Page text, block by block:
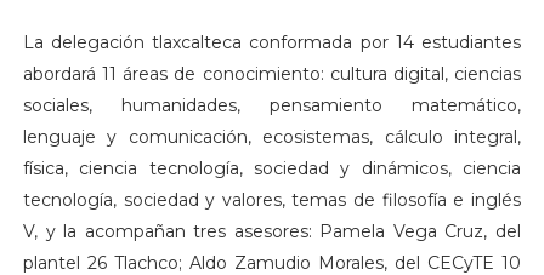
La delegación tlaxcalteca conformada por 14 estudiantes
abordará 11 áreas de conocimiento: cultura digital, ciencias
sociales, humanidades, pensamiento matemático,
lenguaje y comunicación, ecosistemas, cálculo integral,
física, ciencia tecnología, sociedad y dinámicos, ciencia
tecnología, sociedad y valores, temas de filosofía e inglés
V, y la acompañan tres asesores: Pamela Vega Cruz, del
plantel 26 Tlachco; Aldo Zamudio Morales, del CECyTE 10